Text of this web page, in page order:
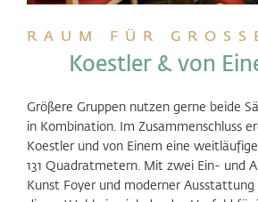
RAUM FÜR
Koestler & von
Größere Gruppen nutzen gerne beide
in Kombination. Im Zusammenschluss
Koestler und von Einem eine
131 Quadratmetern. Mit zwei Ein- und
Kunst Foyer und moderner